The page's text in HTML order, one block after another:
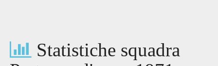
Statistiche squadra